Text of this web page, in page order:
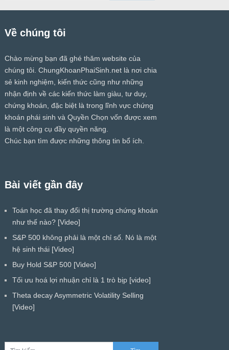
Về chúng tôi
Chào mừng bạn đã ghé thăm website của
chúng tôi. ChungKhoanPhaiSinh.netlà nơi chia
sẻ kinh nghiệm, kiến thức cũng như những
nhận định về các kiến thức làm giàu, tư duy,
chứng khoán, đặc biệt là trong lĩnh vực chứng
khoán phái sinh và Quyền Chọn vốn được xem
là một công cụ đầy quyền năng.
Chúc bạn tìm được những thông tin bổ ích.
Bài viết gần đây
Toán học đã thay đổi thị trường chứng khoán
như thế nào? [Video]
S&P 500 không phải là một chỉ số. Nó là một
hệ sinh thái [Video]
Buy Hold S&P 500 [Video]
Tối ưu hoá lợi nhuận chỉ là 1 trò bịp [video]
Theta decay Asymmetric Volatility Selling
[Video]